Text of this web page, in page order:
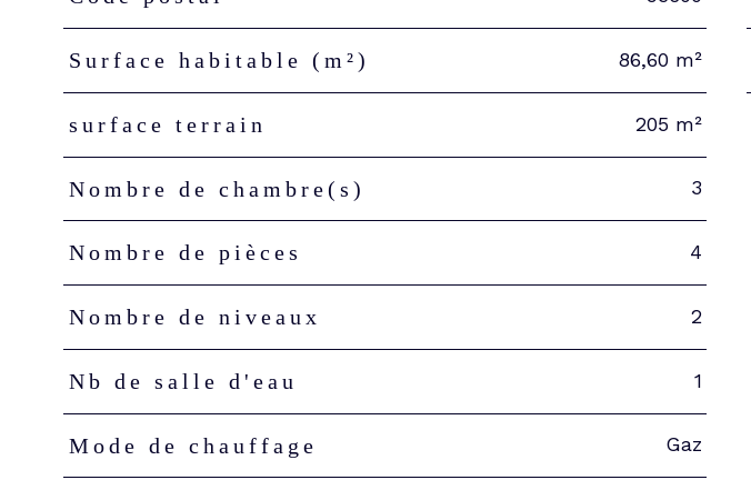
Surface habitable (m²) 86,60 m²
surface terrain 205 m²
Nombre de chambre(s) 3
Nombre de pièces 4
Nombre de niveaux 2
Nb de salle d'eau 1
Mode de chauffage Gaz